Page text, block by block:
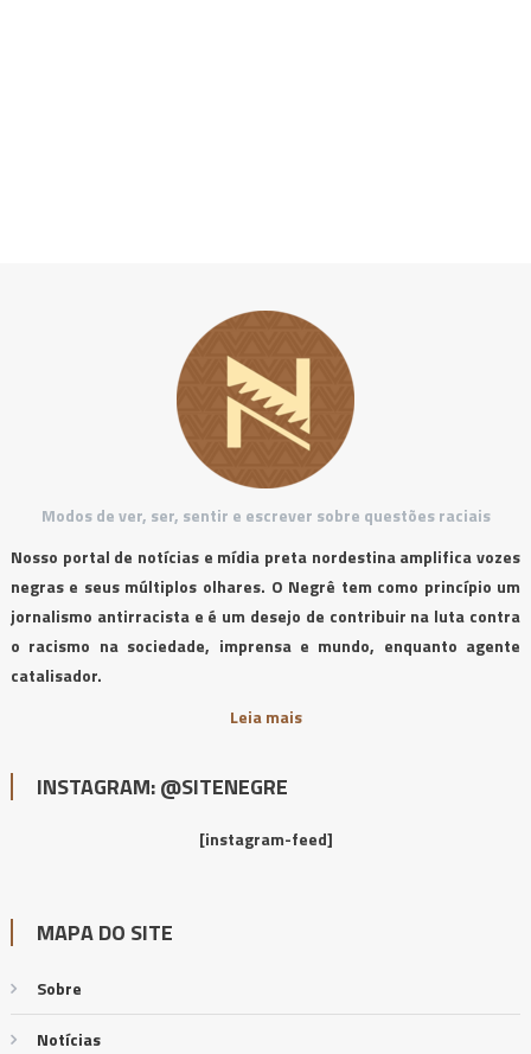
Modos de ver, ser, sentir e escrever sobre questões raciais
Nosso portal de notícias e mídia preta nordestina amplifica vozes
negras e seus múltiplos olhares. O Negrê tem como princípio um
jornalismo antirracista e é um desejo de contribuir na luta contra
o racismo na sociedade, imprensa e mundo, enquanto agente
catalisador.
Leia mais
INSTAGRAM: @SITENEGRE
[instagram-feed]
MAPA DO SITE
Sobre
Notícias